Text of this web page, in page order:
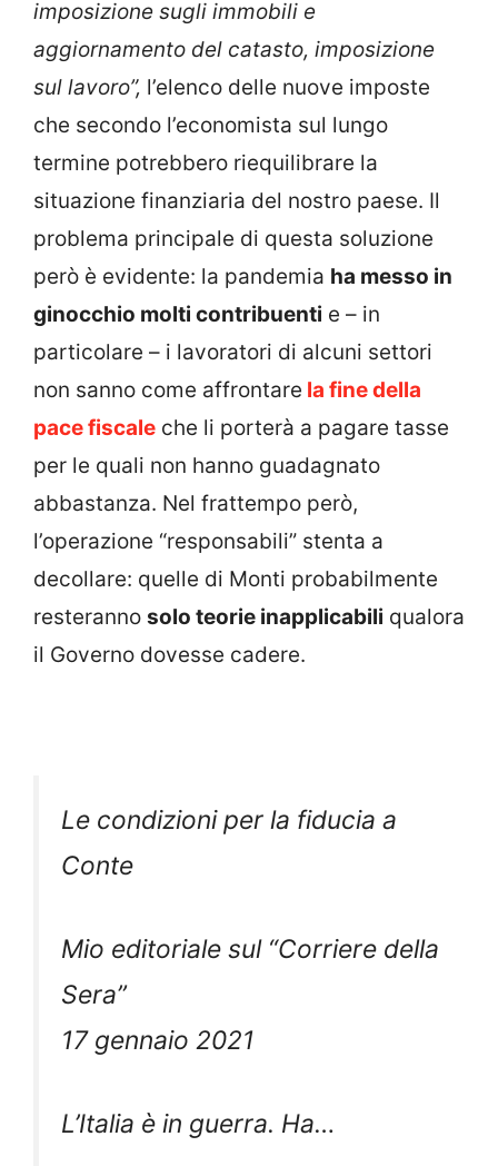
imposizione sugli immobili e
aggiornamento del catasto, imposizione
sul lavoro”, l’elenco delle nuove imposte
che secondo l’economista sul lungo
termine potrebbero riequilibrare la
situazione finanziaria del nostro paese. Il
problema principale di questa soluzione
però è evidente: la pandemia ha messo in
ginocchio molti contribuenti e – in
particolare – i lavoratori di alcuni settori
non sanno come affrontare la fine della
pace fiscale che li porterà a pagare tasse
per le quali non hanno guadagnato
abbastanza. Nel frattempo però,
l’operazione “responsabili” stenta a
decollare: quelle di Monti probabilmente
resteranno solo teorie inapplicabili qualora
il Governo dovesse cadere.
Le condizioni per la fiducia a
Conte
Mio editoriale sul “Corriere della
Sera”
17 gennaio 2021
L’Italia è in guerra. Ha…